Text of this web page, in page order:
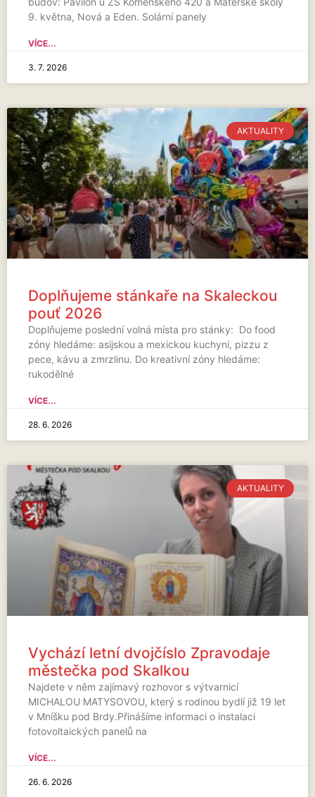
9. května, Nová a Eden. Solární panely
VÍCE...
3. 7. 2026
AKTUALITY
Doplňujeme stánkaře na Skaleckou
pouť 2026
Doplňujeme poslední volná místa pro stánky: Do food
zóny hledáme: asijskou a mexickou kuchyni, pizzu z
pece, kávu a zmrzlinu. Do kreativní zóny hledáme:
rukodělné
VÍCE...
28. 6. 2026
AKTUALITY
Vychází letní dvojčíslo Zpravodaje
městečka pod Skalkou
Najdete v něm zajímavý rozhovor s výtvarnicí
MICHALOU MATYSOVOU, který s rodinou bydlí již 19 let
v Mníšku pod Brdy.Přinášíme informaci o instalaci
fotovoltaických panelů na
VÍCE...
26. 6. 2026